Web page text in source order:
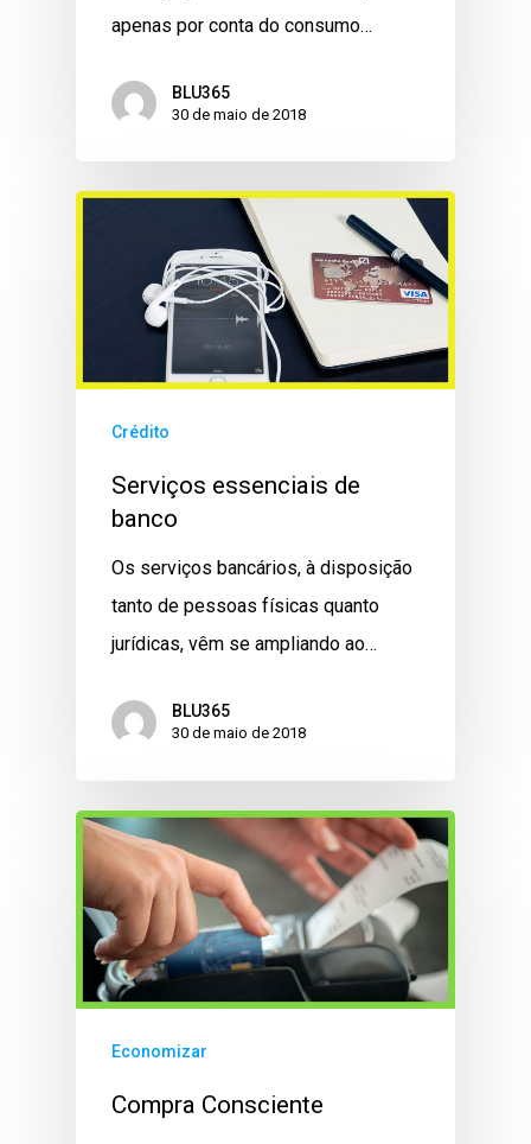
apenas por conta do consumo…
BLU365
30 de maio de 2018
Crédito
Serviços essenciais de
banco
Os serviços bancários, à disposição
tanto de pessoas físicas quanto
jurídicas, vêm se ampliando ao…
BLU365
30 de maio de 2018
Economizar
Compra Consciente